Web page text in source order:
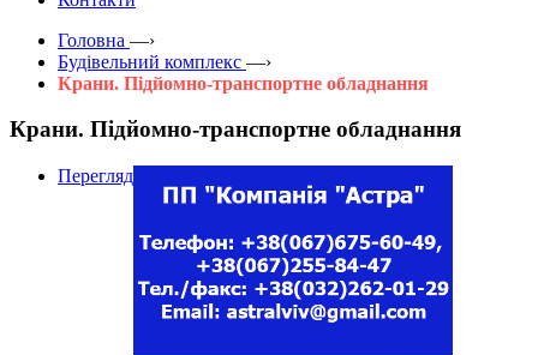
Головна —›
Будівельний комплекс —›
Крани. Підйомно-транспортне обладнання
Крани. Підйомно-транспортне обладнання
Перегляд